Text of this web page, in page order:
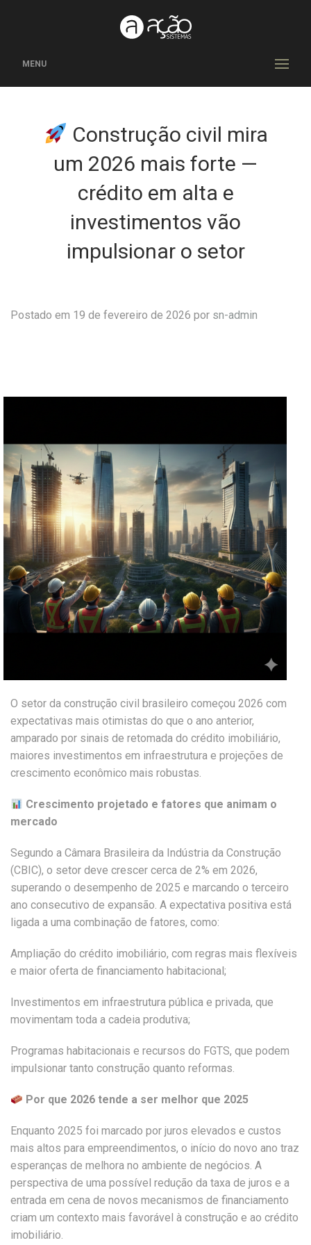
MENU
Construção civil mira
um 2026 mais forte —
crédito em alta e
investimentos vão
impulsionar o setor
Postado em 19 de fevereiro de 2026 por sn-admin
O setor da construção civil brasileiro começou 2026 com
expectativas mais otimistas do que o ano anterior,
amparado por sinais de retomada do crédito imobiliário,
maiores investimentos em infraestrutura e projeções de
crescimento econômico mais robustas.
Crescimento projetado e fatores que animam o
mercado
Segundo a Câmara Brasileira da Indústria da Construção
(CBIC), o setor deve crescer cerca de 2% em 2026,
superando o desempenho de 2025 e marcando o terceiro
ano consecutivo de expansão. A expectativa positiva está
ligada a uma combinação de fatores, como:
Ampliação do crédito imobiliário, com regras mais flexíveis
e maior oferta de financiamento habitacional;
Investimentos em infraestrutura pública e privada, que
movimentam toda a cadeia produtiva;
Programas habitacionais e recursos do FGTS, que podem
impulsionar tanto construção quanto reformas.
Por que 2026 tende a ser melhor que 2025
Enquanto 2025 foi marcado por juros elevados e custos
mais altos para empreendimentos, o início do novo ano traz
esperanças de melhora no ambiente de negócios. A
perspectiva de uma possível redução da taxa de juros e a
entrada em cena de novos mecanismos de financiamento
criam um contexto mais favorável à construção e ao crédito
imobiliário.